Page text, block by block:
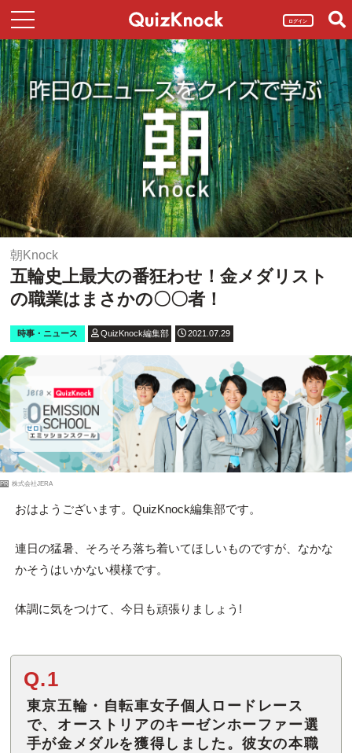
ログイン
朝Knock
五輪史上最大の番狂わせ！金メダリスト
の職業はまさかの〇〇者！
時事・ニュース QuizKnock編集部 2021.07.29
PR 株式会社JERA
おはようございます。QuizKnock編集部です。
連日の猛暑、そろそろ落ち着いてほしいものですが、なかな
かそうはいかない模様です。
体調に気をつけて、今日も頑張りましょう!
Q.1
東京五輪・自転車女子個人ロードレース
で、オーストリアのキーゼンホーファー選
手が金メダルを獲得しました。彼女の本職